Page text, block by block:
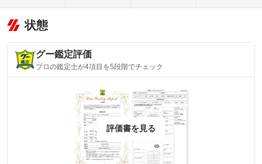
状態
グー鑑定評価
プロの鑑定士が4項目を5段階でチェック
評価書を見る